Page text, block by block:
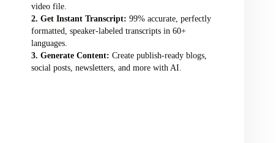
video file.
Get Instant Transcript: 99% accurate, perfectly
formatted, speaker-labeled transcripts in 60+
languages.
Generate Content: Create publish-ready blogs,
social posts, newsletters, and more with AI.